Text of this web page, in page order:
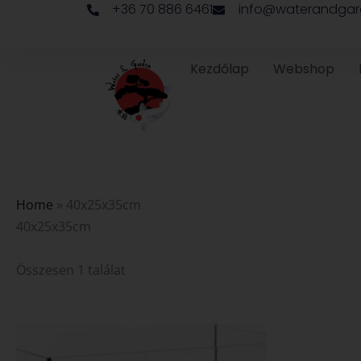
+36 70 886 6461
Kezdőlap Webshop
Home » 40x25x35cm
40x25x35cm
Összesen 1 találat